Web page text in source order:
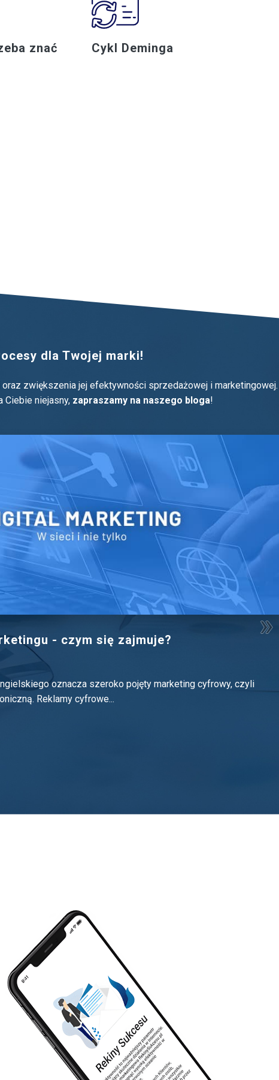
znać Cykl Deminga
dla Twojej marki!
zwiększenia jej efektywności sprzedażowej i marketingowej.
Ciebie niejasny, zapraszamy na naszego bloga!
- czym się zajmuje?
oznacza szeroko pojęty marketing cyfrowy, czyli
Reklamy cyfrowe...